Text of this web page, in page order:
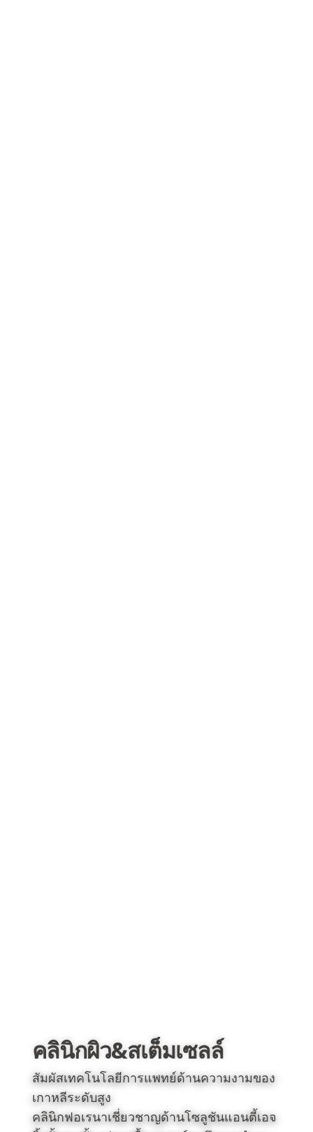
คลินิกผิว&สเต็มเซลล์
สัมผัสเทคโนโลยีการแพทย์ด้านความงามของ
เกาหลีระดับสูง
คลินิกฟอเรนาเชี่ยวชาญด้านโซลูชันแอนตี้เอจ